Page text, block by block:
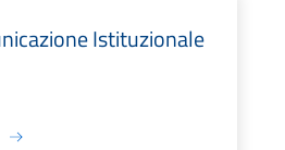
Istituzionale